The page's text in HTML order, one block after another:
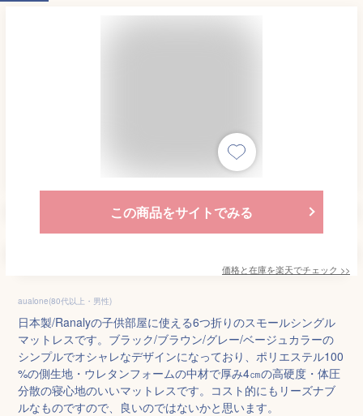
この商品をサイトでみる
価格と在庫を楽天でチェック >>
aualone(80代以上・男性)
日本製/Ranalyの子供部屋に使える6つ折りのスモールシングル
マットレスです。ブラック/ブラウン/グレー/ベージュカラーの
シンプルでオシャレなデザインになっており、ポリエステル100
%の側生地・ウレタンフォームの中材で厚み4㎝の高硬度・体圧
分散の寝心地のいいマットレスです。コスト的にもリーズナブ
ルなものですので、良いのではないかと思います。